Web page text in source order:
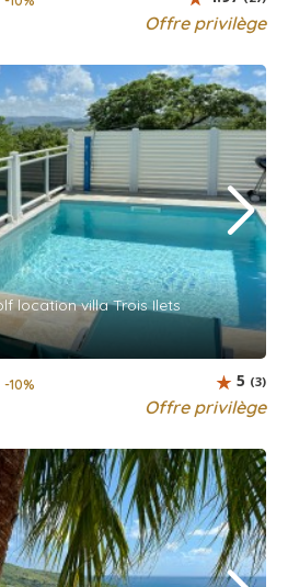
Offre privilège
location villa Trois Ilets
-10%
Offre privilège
5 (3)